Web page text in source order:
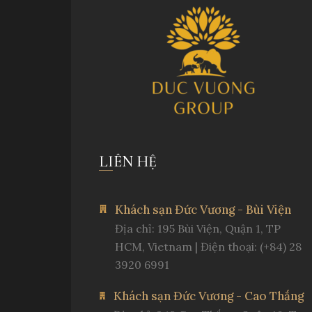
LIÊN HỆ
Khách sạn Đức Vương - Bùi Viện
Địa chỉ: 195 Bùi Viện, Quận 1, TP
HCM, Vietnam | Điện thoại: (+84) 28
3920 6991
Khách sạn Đức Vương - Cao Thắng